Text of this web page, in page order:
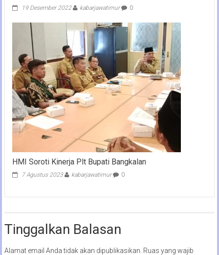
19 Desember 2022 kabarjawatimur 0
HMI Soroti Kinerja Plt Bupati Bangkalan
7 Agustus 2023 kabarjawatimur 0
Tinggalkan Balasan
Alamat email Anda tidak akan dipublikasikan. Ruas yang wajib